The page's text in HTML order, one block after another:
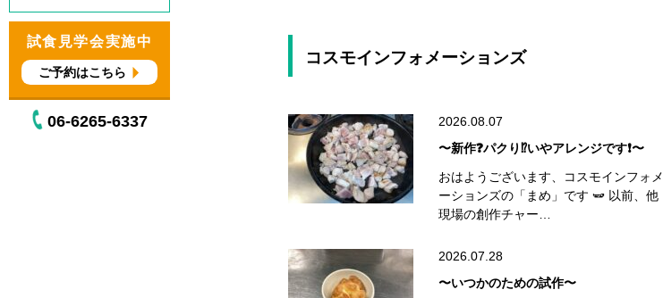
試食見学会実施中
ご予約はこちら
06-6265-6337
コスモインフォメーションズ
2026.08.07
〜新作❓パクり⁉️いやアレンジです❗️〜
おはようございます、コスモインフォメ
ーションズの「まめ」です 🫛 以前、他
現場の創作チャー…
2026.07.28
〜いつかのための試作〜